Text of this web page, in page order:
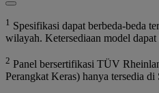
1 Spesifikasi dapat berbeda-beda
wilayah. Ketersediaan model
2 Panel bersertifikasi TÜV
Perangkat Keras) hanya tersedia